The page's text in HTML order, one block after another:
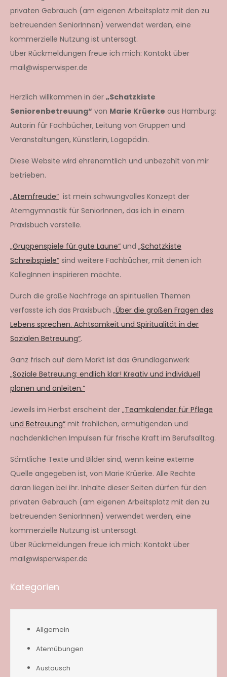
privaten Gebrauch (am eigenen Arbeitsplatz mit den zu
betreuenden SeniorInnen) verwendet werden, eine
kommerzielle Nutzung ist untersagt.
Über Rückmeldungen freue ich mich: Kontakt über
mail@wisperwisper.de
Herzlich willkommen in der „Schatzkiste
Seniorenbetreuung“ von Marie Krüerke aus Hamburg:
Autorin für Fachbücher, Leitung von Gruppen und
Veranstaltungen, Künstlerin, Logopädin.
Diese Website wird ehrenamtlich und unbezahlt von mir
betrieben.
„Atemfreude“ ist mein schwungvolles Konzept der
Atemgymnastik für SeniorInnen, das ich in einem
Praxisbuch vorstelle.
„Gruppenspiele für gute Laune“ und „Schatzkiste
Schreibspiele“ sind weitere Fachbücher, mit denen ich
KollegInnen inspirieren möchte.
Durch die große Nachfrage an spirituellen Themen
verfasste ich das Praxisbuch „Über die großen Fragen des
Lebens sprechen. Achtsamkeit und Spiritualität in der
Sozialen Betreuung“.
Ganz frisch auf dem Markt ist das Grundlagenwerk
„Soziale Betreuung: endlich klar! Kreativ und individuell
planen und anleiten.“
Jeweils im Herbst erscheint der „Teamkalender für Pflege
und Betreuung“ mit fröhlichen, ermutigenden und
nachdenklichen Impulsen für frische Kraft im Berufsalltag.
Sämtliche Texte und Bilder sind, wenn keine externe
Quelle angegeben ist, von Marie Krüerke. Alle Rechte
daran liegen bei ihr. Inhalte dieser Seiten dürfen für den
privaten Gebrauch (am eigenen Arbeitsplatz mit den zu
betreuenden SeniorInnen) verwendet werden, eine
kommerzielle Nutzung ist untersagt.
Über Rückmeldungen freue ich mich: Kontakt über
mail@wisperwisper.de
Kategorien
Allgemein
Atemübungen
Austausch